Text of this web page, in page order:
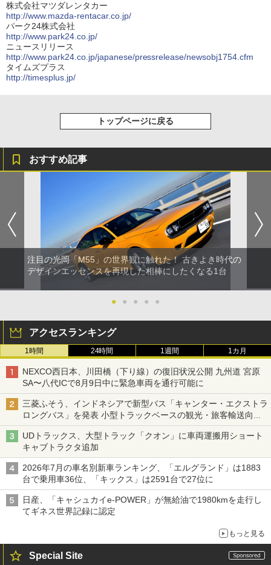
株式会社マツダレンタカー
http://www.mazda-rentacar.co.jp/
パーク24株式会社
http://www.park24.co.jp/
ニュースリリース
http://www.park24.co.jp/japanese/pressrelease/newsobj1754.cfm
タイムズプラス
http://timesplus.jp/
トップページに戻る
おすすめ記事
注目の光岡「M55」の世界観に触れた！ 古きよき時代の
デザインエッセンスを再現した相棒にしたくなる1台
● ● ● ● ●
アクセスランキング
1時間 24時間 1週間 1カ月
NEXCO西日本、川田橋（下り線）の復旧状況公開 九州道 宮原
SA〜八代ICで8月9日中に緊急車両を通行可能に
三菱ふそう、インドネシアで新型バス「キャンター・エクストラ
ロングバス」を発表 小型トラックベースの観光・旅客輸送向け
バス
UDトラックス、大型トラック「クオン」に車両運搬用ショート
キャブトラクタ追加
2026年7月の車名別新車ランキング、「エルグランド」は1883
台で乗用車36位、「キックス」は2591台で27位に
日産、「キャシュカイe-POWER」が無給油で1980kmを走行し
てギネス世界記録に認定
もっと見る
Special Site